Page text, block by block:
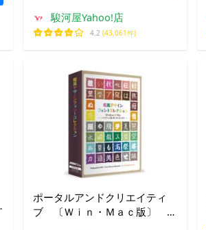
駿河屋Yahoo!店
4.2 (43,061件)
ポータルアンドクリエイティ
ブ 〔Ｗｉｎ・Ｍａｃ版〕